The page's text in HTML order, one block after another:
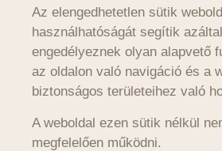
Az elengedhetetlen sütik
használhatóságát segítik
engedélyeznek olyan alapvető
az oldalon való navigáció és a
biztonságos területeihez való
A weboldal ezen sütik nélkül
megfelelően működni.